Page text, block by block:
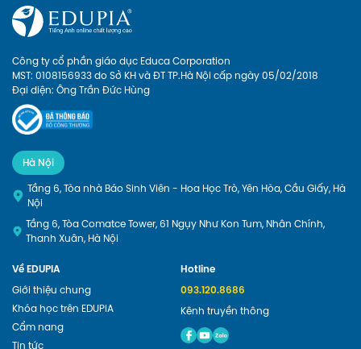
Công ty cổ phần giáo dục Educa Corporation
MST: 0108156933 do Sở KH và ĐT TP.Hà Nội cấp ngày 05/02/2018
Đại diện: Ông Trần Đức Hùng
Hà Nội
Tầng 6, Tòa nhà Báo Sinh Viên - Hoa Học Trò, Yên Hòa, Cầu Giấy, Hà
Nội
Tầng 6, Tòa Comatce Tower, 61 Ngụy Như Kon Tum, Nhân Chính,
Thanh Xuân, Hà Nội
Về EDUPIA
Giới thiệu chung
Khóa học trên EDUPIA
Cẩm nang
Tin tức
Hotline
093.120.8686
Kênh truyền thông